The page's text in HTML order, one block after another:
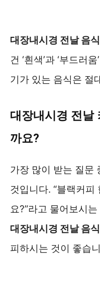
대장내시경 전날 음
건 ‘흰색’과 ‘부드러
기가 있는 음식은 절
대장내시경 전날
까요?
가장 많이 받는 질문
것입니다. “블랙커
요?”라고 물어보시
대장내시경 전날 음
피하시는 것이 좋습